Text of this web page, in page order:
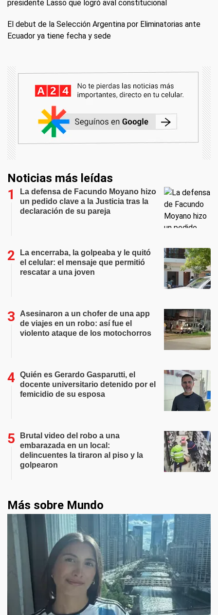
presidente Lasso que logró aval constitucional
El debut de la Selección Argentina por Eliminatorias ante
Ecuador ya tiene fecha y sede
Noticias más leídas
La defensa de Facundo Moyano hizo
un pedido clave a la Justicia tras la
declaración de su pareja
La encerraba, la golpeaba y le quitó
el celular: el mensaje que permitió
rescatar a una joven
Asesinaron a un chofer de una app
de viajes en un robo: así fue el
violento ataque de los motochorros
Quién es Gerardo Gasparutti, el
docente universitario detenido por el
femicidio de su esposa
Brutal video del robo a una
embarazada en un local:
delincuentes la tiraron al piso y la
golpearon
Más sobre Mundo